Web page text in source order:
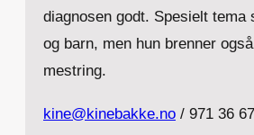
diagnosen godt. Spesielt tema
og barn, men hun brenner
mestring.
kine@kinebakke.no / 971 36